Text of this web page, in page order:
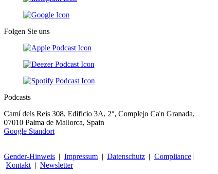
Folgen Sie uns
Podcasts
Camí dels Reis 308, Edificio 3A, 2°, Complejo Ca'n Granada,
07010 Palma de Mallorca, Spain
Google Standort
Gender-Hinweis | Impressum | Datenschutz | Compliance |
Kontakt | Newsletter